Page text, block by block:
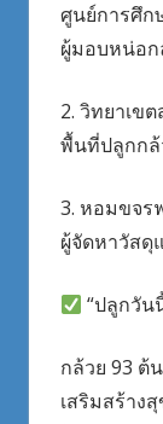
ศูนย์การศึก
ผู้มอบหน่อก
2. วิทยาเข
พื้นที่ปลูกกล้
3. หอมขจร
ผู้จัดหาวัสดุ
“ปลูกวัน
กล้วย 93 ต้
เสริมสร้าง